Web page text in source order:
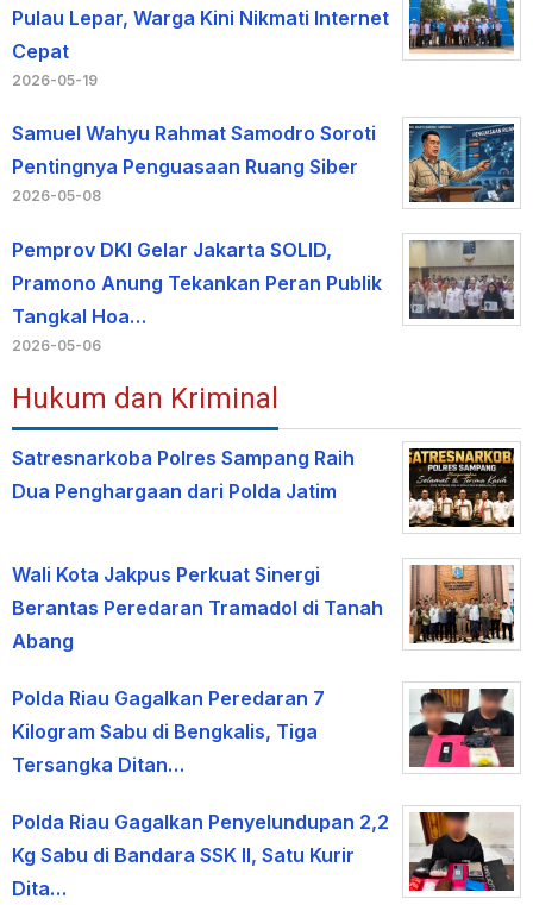
Pulau Lepar, Warga Kini Nikmati Internet
Cepat
2026-05-19
Samuel Wahyu Rahmat Samodro Soroti
Pentingnya Penguasaan Ruang Siber
2026-05-08
Pemprov DKI Gelar Jakarta SOLID,
Pramono Anung Tekankan Peran Publik
Tangkal Hoa…
2026-05-06
Hukum dan Kriminal
Satresnarkoba Polres Sampang Raih
Dua Penghargaan dari Polda Jatim
Wali Kota Jakpus Perkuat Sinergi
Berantas Peredaran Tramadol di Tanah
Abang
Polda Riau Gagalkan Peredaran 7
Kilogram Sabu di Bengkalis, Tiga
Tersangka Ditan…
Polda Riau Gagalkan Penyelundupan 2,2
Kg Sabu di Bandara SSK II, Satu Kurir
Dita…